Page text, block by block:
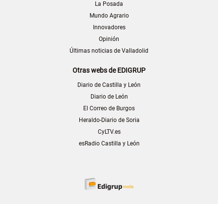
La Posada
Mundo Agrario
Innovadores
Opinión
Últimas noticias de Valladolid
Otras webs de EDIGRUP
Diario de Castilla y León
Diario de León
El Correo de Burgos
Heraldo-Diario de Soria
CyLTV.es
esRadio Castilla y León